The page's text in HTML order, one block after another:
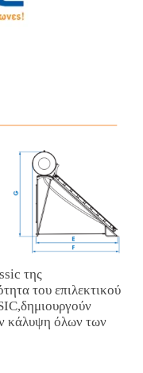
της
του επιλεκτικού
κάλυψη όλων των